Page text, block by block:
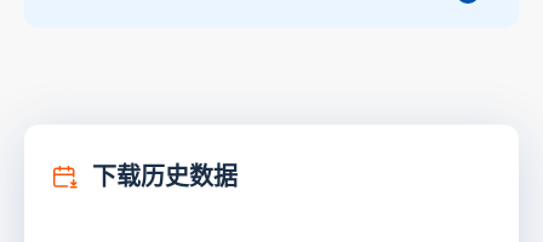
下载历史数据